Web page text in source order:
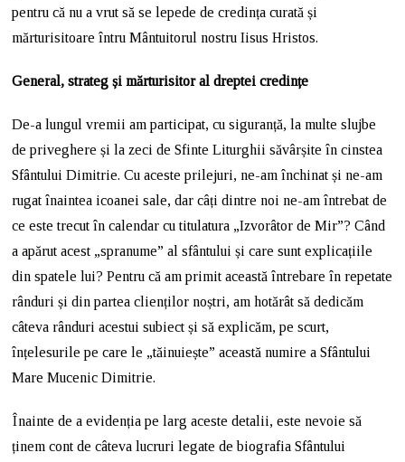
pentru că nu a vrut să se lepede de credința curată și
mărturisitoare întru Mântuitorul nostru Iisus Hristos.
General, strateg și mărturisitor al dreptei credințe
De-a lungul vremii am participat, cu siguranță, la multe slujbe
de priveghere și la zeci de Sfinte Liturghii săvârșite în cinstea
Sfântului Dimitrie. Cu aceste prilejuri, ne-am închinat și ne-am
rugat înaintea icoanei sale, dar câți dintre noi ne-am întrebat de
ce este trecut în calendar cu titulatura „Izvorâtor de Mir”? Când
a apărut acest „spranume” al sfântului și care sunt explicațiile
din spatele lui? Pentru că am primit această întrebare în repetate
rânduri și din partea clienților noștri, am hotărât să dedicăm
câteva rânduri acestui subiect și să explicăm, pe scurt,
înțelesurile pe care le „tăinuiește” această numire a Sfântului
Mare Mucenic Dimitrie.
Înainte de a evidenția pe larg aceste detalii, este nevoie să
ținem cont de câteva lucruri legate de biografia Sfântului